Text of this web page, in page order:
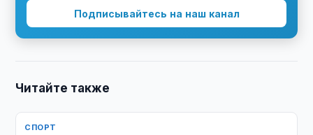
Подписывайтесь на наш канал
Читайте также
СПОРТ